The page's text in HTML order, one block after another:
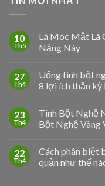
10
Th5
Lá Móc Mật Là
Năng Này
27
Th4
Uống tinh bột
8 lợi ích thần kỳ
23
Th4
Tinh Bột Nghệ
Bột Nghệ Vàng
22
Th4
Cách phân biệt
quản như thế